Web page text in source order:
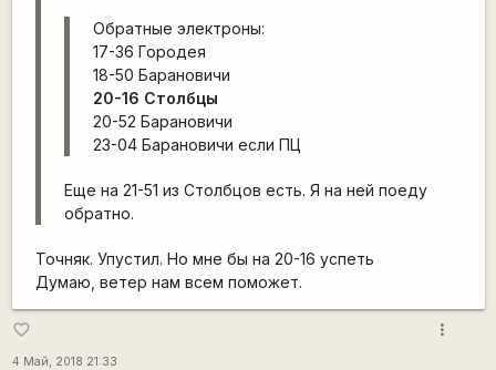
Обратные электроны:
17-36 Городея
18-50 Барановичи
20-16 Столбцы
20-52 Барановичи
23-04 Барановичи если ПЦ
Еще на 21-51 из Столбцов есть. Я на ней поеду
обратно.
Точняк. Упустил. Но мне бы на 20-16 успеть
Думаю, ветер нам всем поможет.
favorite_border
4 Май, 2018 21:33
more_vert